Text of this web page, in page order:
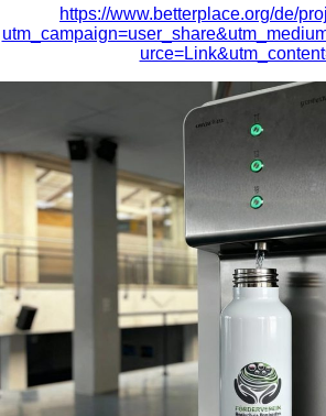
https://www.betterplace.org/de/